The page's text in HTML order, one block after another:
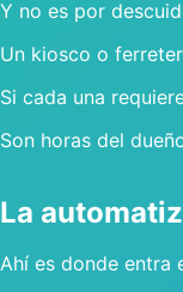
Y no es por
Un kiosco o
Si cada una
Son horas del
La
Ahí es donde entra